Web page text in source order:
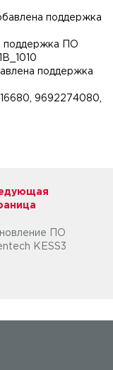
поддержка
поддержка ПО
поддержка
9692274080,
ПО
KESS3